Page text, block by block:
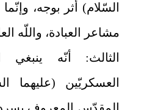
السّلام) أثر بوجه،
مشاعر العبادة، واللّه
الثالث: أنّه
العسكريّين (عليهما